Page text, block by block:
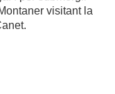
visitant la